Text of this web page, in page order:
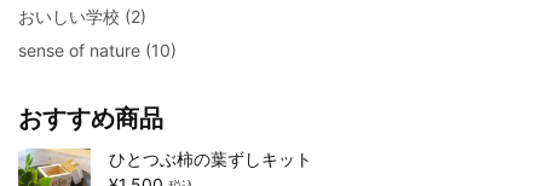
おいしい学校 (2)
sense of nature (10)
おすすめ商品
ひとつぶ柿の葉ずしキット